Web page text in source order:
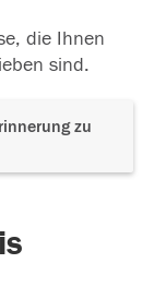
die Ihnen
sind.
zu